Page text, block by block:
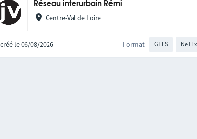
Réseau interurbain Rémi
Centre-Val de Loire
créé le 06/08/2026 Format GTFS NeTEx